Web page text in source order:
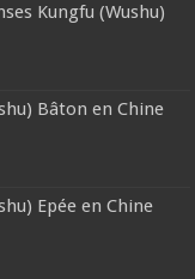
Kungfu (Wushu)
Bâton en Chine
Epée en Chine